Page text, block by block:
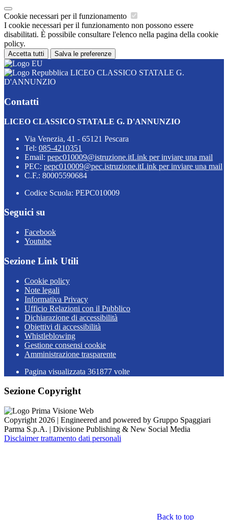
Cookie necessari per il funzionamento
I cookie necessari per il funzionamento non possono essere
disabilitati. È possibile consultare l'elenco nella pagina della cookie
policy.
Accetta tutti Salva le preferenze
LICEO CLASSICO STATALE G.
D'ANNUNZIO
Contatti
LICEO CLASSICO STATALE G. D'ANNUNZIO
Via Venezia, 41 - 65121 Pescara
Tel: 085-4210351
Email: pepc010009@istruzione.itLink per inviare una mail
PEC: pepc010009@pec.istruzione.itLink per inviare una mail
C.F.: 80005590684
Codice Scuola: PEPC010009
Seguici su
Facebook
Youtube
Sezione Link Utili
Cookie policy
Note legali
Informativa Privacy
Ufficio Relazioni con il Pubblico
Dichiarazione di accessibilità
Obiettivi di accessibilità
Whistleblowing
Gestione consensi cookie
Amministrazione trasparente
Pagina visualizzata 361877 volte
Sezione Copyright
Copyright 2026 | Engineered and powered by Gruppo Spaggiari
Parma S.p.A. | Divisione Publishing & New Social Media
Disclaimer trattamento dati personali
Back to top